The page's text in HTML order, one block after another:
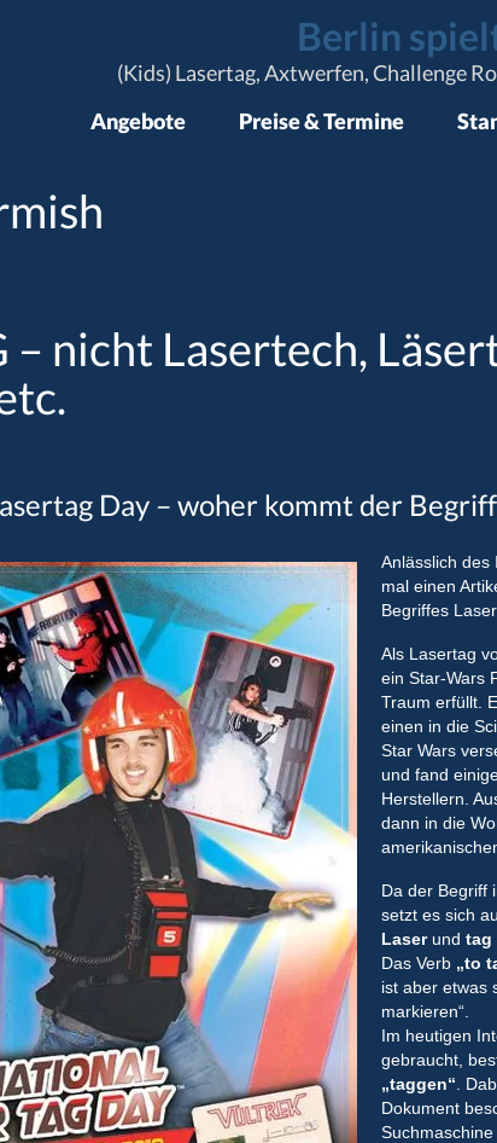
Berlin
(Kids) Lasertag, Axtwerfen, Challenge
Angebote
Preise & Termine
– nicht Lasertech,
Day – woher kommt der
Anlässlich des
mal einen
Begriffes
Als Lasertag
ein Star-Wars
Traum erfüllt.
einen in die
Star Wars
und fand
Herstellern.
dann in die
Da der Begriff
setzt es sich
Laserund tag
Das Verb „to
ist aber etwas
markieren“.
Im heutigen
gebraucht,
„taggen“ .
Dokument